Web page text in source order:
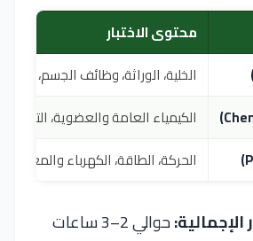
محتوى الاختبار
الخلية، الوراثة، وظائف الجسم،
الكيمياء العامة والعضوية،
الحركة، الطاقة، الكهرباء
الإجمالية:
حوالي 2–3 ساعات